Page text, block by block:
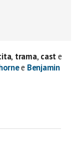
, trama, caste
e Benjamin